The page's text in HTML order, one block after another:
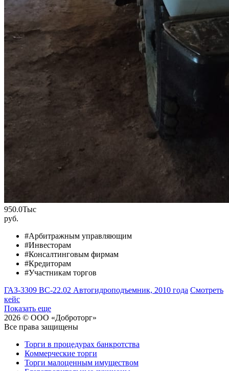
950.0Тыс
руб.
#Арбитражным управляющим
#Инвесторам
#Консалтинговым фирмам
#Кредиторам
#Участникам торгов
ГАЗ-3309 ВС-22.02 Автогидроподъемник, 2010 года Смотреть
кейс
Показать еще
2026 © ООО «Доброторг»
Все права защищены
Торги в процедурах банкротства
Коммерческие торги
Торги малоценным имуществом